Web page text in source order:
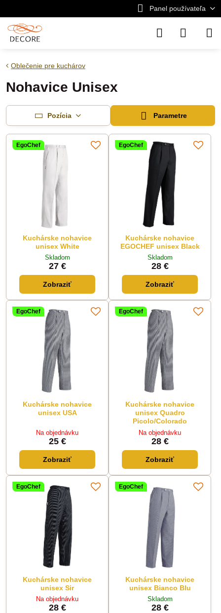
Panel používateľa
Oblečenie pre kuchárov
Nohavice Unisex
Pozícia Parametre
EgoChef
Kuchárske nohavice
unisex White
Skladom
27 €
Zobraziť
EgoChef
Kuchárske nohavice
EGOCHEF unisex Black
Skladom
28 €
Zobraziť
EgoChef
Kuchárske nohavice
unisex USA
Na objednávku
25 €
Zobraziť
EgoChef
Kuchárske nohavice
unisex Quadro
Picolo/Colorado
Na objednávku
28 €
Zobraziť
EgoChef
Kuchárske nohavice
unisex Sir
Na objednávku
28 €
EgoChef
Kuchárske nohavice
unisex Bianco Blu
Skladom
28 €